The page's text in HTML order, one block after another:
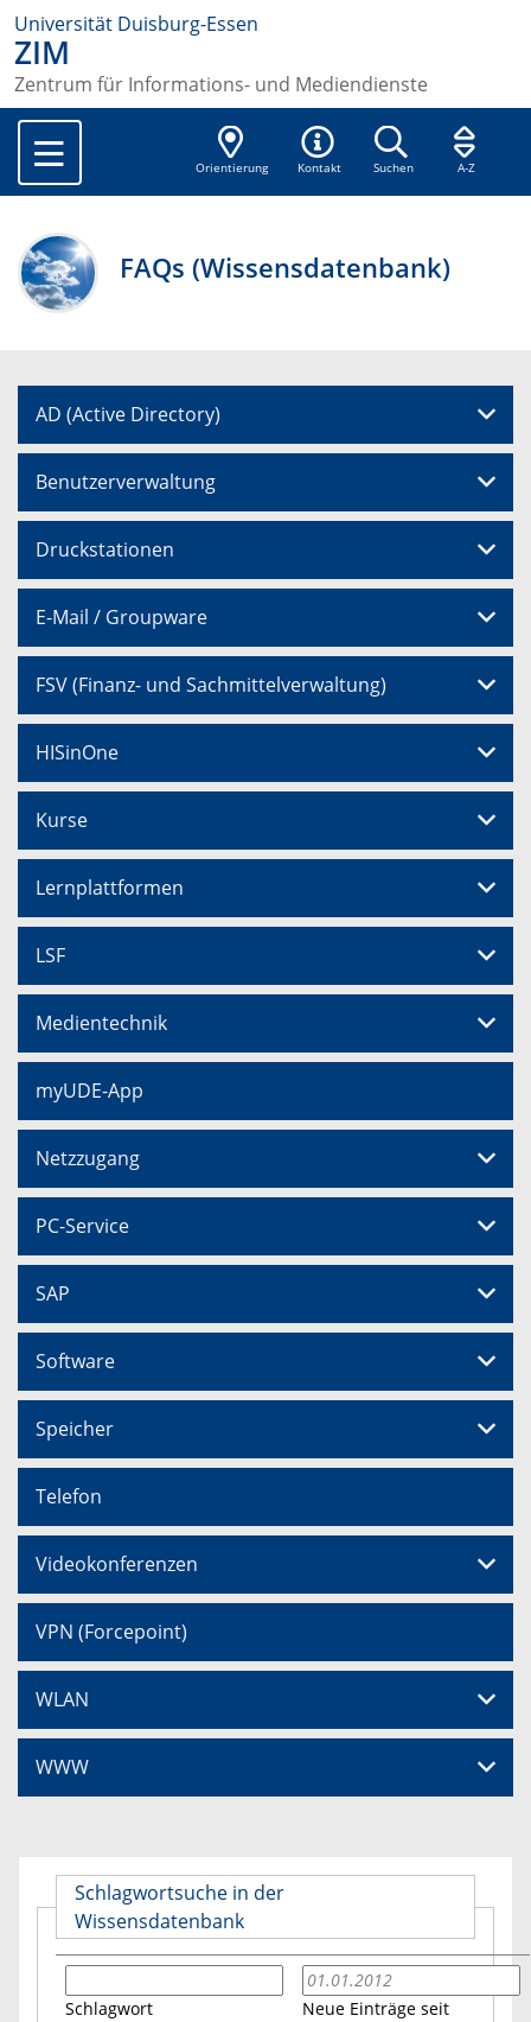
Universität Duisburg-Essen
ZIM
Zentrum für Informations- und Mediendienste
Orientierung Kontakt Suchen A-Z
FAQs (Wissensdatenbank)
AD (Active Directory)
Benutzerverwaltung
Druckstationen
E-Mail / Groupware
FSV (Finanz- und Sachmittelverwaltung)
HISinOne
Kurse
Lernplattformen
LSF
Medientechnik
myUDE-App
Netzzugang
PC-Service
SAP
Software
Speicher
Telefon
Videokonferenzen
VPN (Forcepoint)
WLAN
WWW
Schlagwortsuche in der
Wissensdatenbank
Schlagwort Neue Einträge seit